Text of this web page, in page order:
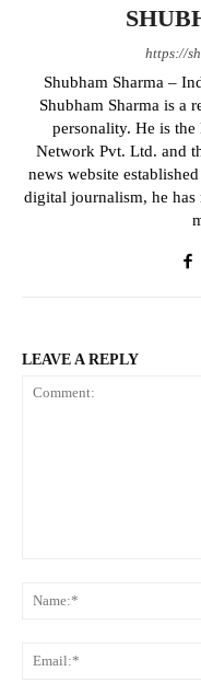
https://
Shubham Sharma –
Shubham Sharma is a
personality. He is
Network Pvt. Ltd. and
news website
digital journalism, he
LEAVE A REPLY